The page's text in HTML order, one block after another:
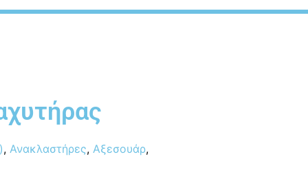
, Ανακλαστήρες, Αξεσουάρ,